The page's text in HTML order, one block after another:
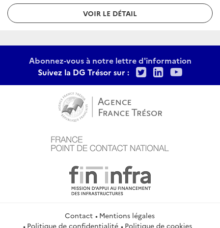
VOIR LE DÉTAIL
Abonnez-vous à notre lettre d'information
Suivez la DG Trésor sur :
TwitterLinkedIn
Contact
Mentions légales
Politique de confidentialité
Politique de cookies